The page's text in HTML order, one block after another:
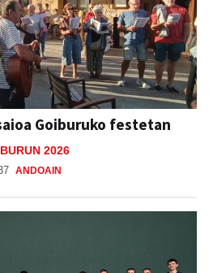
Goiburuko festetan
2026
ANDOAIN